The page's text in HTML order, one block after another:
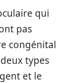
qui
pas
congénital
types
et le